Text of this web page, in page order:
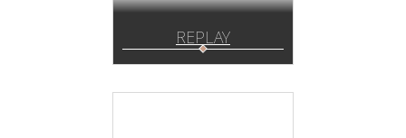
REPLAY